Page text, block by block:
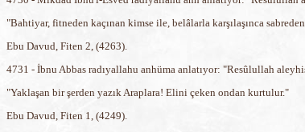
"Bahtiyar, fitneden kaçınan kimse ile, belâlarla karşılaşınca
Ebu Davud, Fiten 2, (4263).
4731 - İbnu Abbas radıyallahu anhüma anlatıyor: "Resûlullah
"Yaklaşan bir şerden yazık Araplara! Elini çeken ondan kurtulur."
Ebu Davud, Fiten 1, (4249).